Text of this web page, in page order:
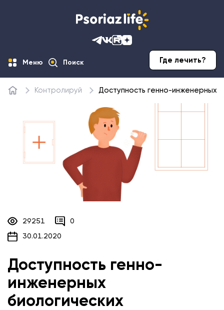
Меню Поиск Где лечить?
Главная Контролируй Доступность генно-инженерных
29251 0
30.01.2020
Доступность генно-
инженерных
биологических